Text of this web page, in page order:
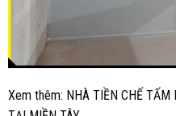
Xem thêm: NHÀ TIỀN CHẾ TẤM